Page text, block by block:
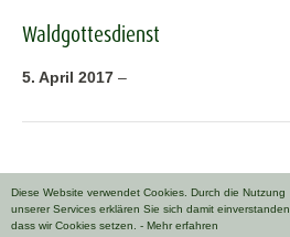
Diese Website verwendet Cookies. Durch die Nutzung
unserer Services erklären Sie sich damit einverstanden,
dass wir Cookies setzen. - Mehr erfahren
Waldgottesdienst
5. April 2017 –